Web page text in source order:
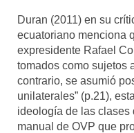
Duran (2011) en su
ecuatoriano menciona
expresidente Rafael
tomados como sujetos
contrario, se asumió
unilaterales” (p.21),
ideología de las clases
manual de OVP que